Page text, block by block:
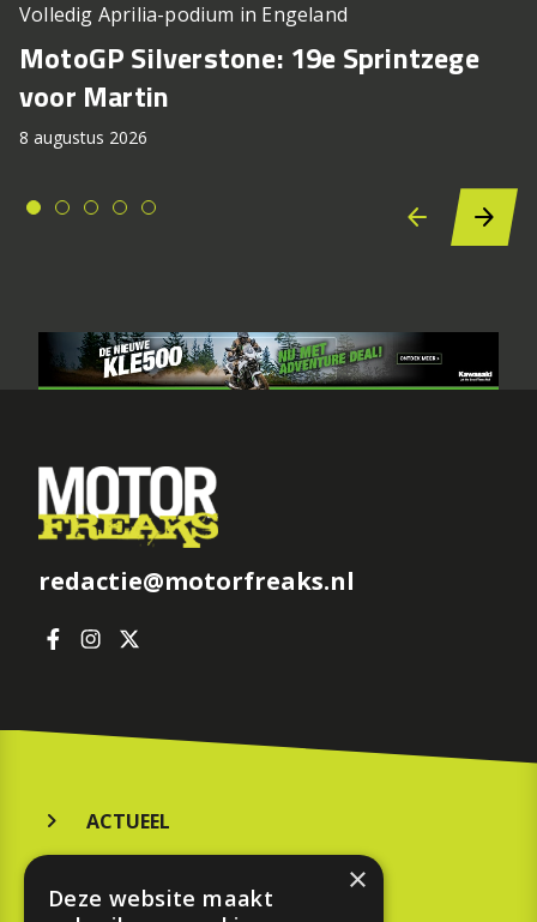
Volledig Aprilia-podium in Engeland
MotoGP Silverstone: 19e Sprintzege
voor Martin
8 augustus 2026
redactie@motorfreaks.nl
ACTUEEL
×
Deze website maakt